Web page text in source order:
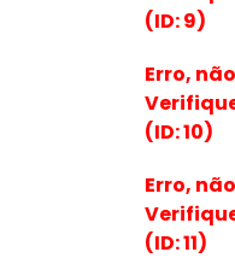
(ID: 9)
Erro,
(ID: 10)
Erro,
(ID: 11)